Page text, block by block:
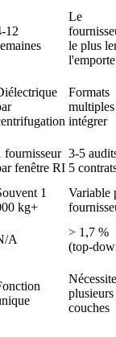
12
Le
le plus
l'emporte
Formats
multiples
intégrer
fournisseur
fenêtre RI
3-5
5
1
kg+
Variable
A
> 1,7 %
(top-
Nécessite
plusieurs
couches